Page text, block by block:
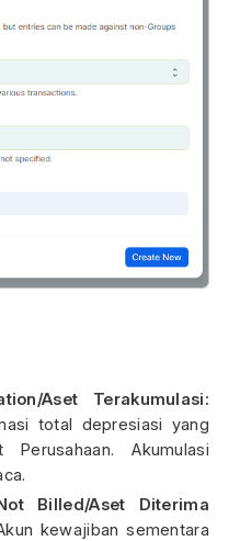
Aset Terakumulasi:
total depresiasi yang
Akumulasi
Billed/Aset Diterima
kewajiban sementara